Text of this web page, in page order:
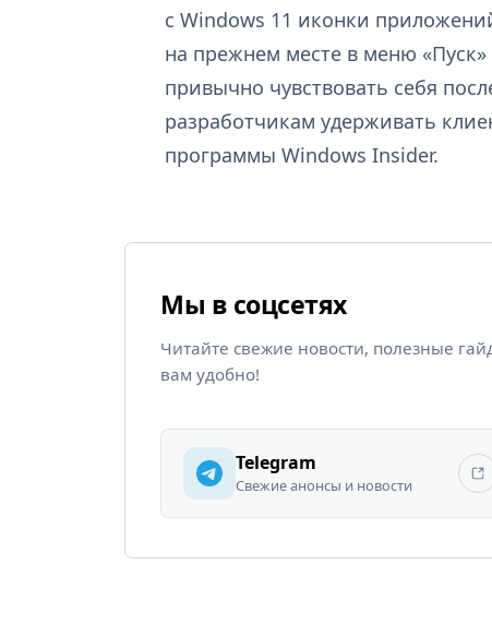
с Windows 11 иконки
на прежнем месте в меню
привычно чувствовать себя
разработчикам удерживать
программы Windows Insider.
Мы в соцсетях
Читайте свежие новости, полезные
вам удобно!
Telegram
Свежие анонсы и новости